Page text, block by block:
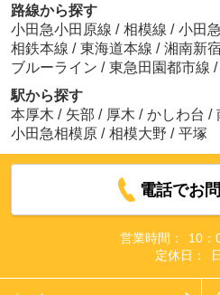
路線から探す
小田急小田原線 / 相模線 / 小田
相鉄本線 / 東海道本線 / 湘南新
ブルーライン / 東急田園都市線 /
駅から探す
本厚木 / 矢部 / 厚木 / かしわ台 /
小田急相模原 / 相模大野 / 平塚
電話でお
営業時間：
10：
定休日：